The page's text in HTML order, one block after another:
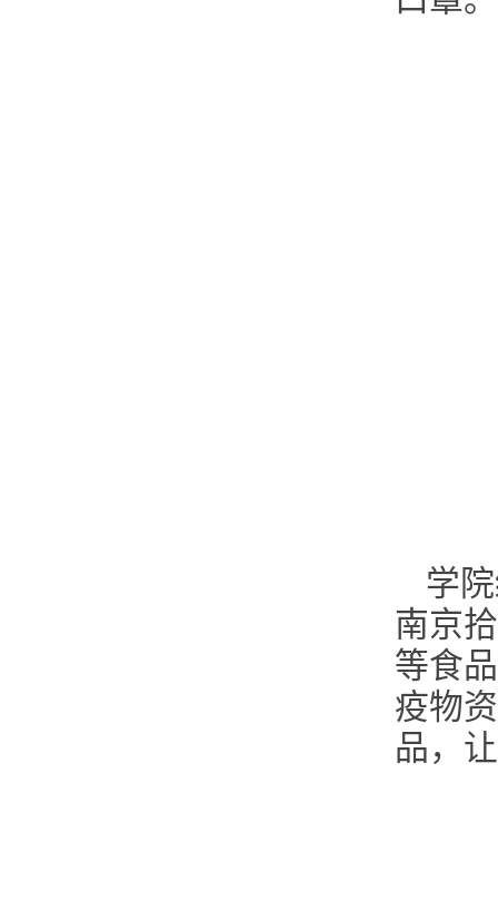
学
南京
等食
疫物
品，